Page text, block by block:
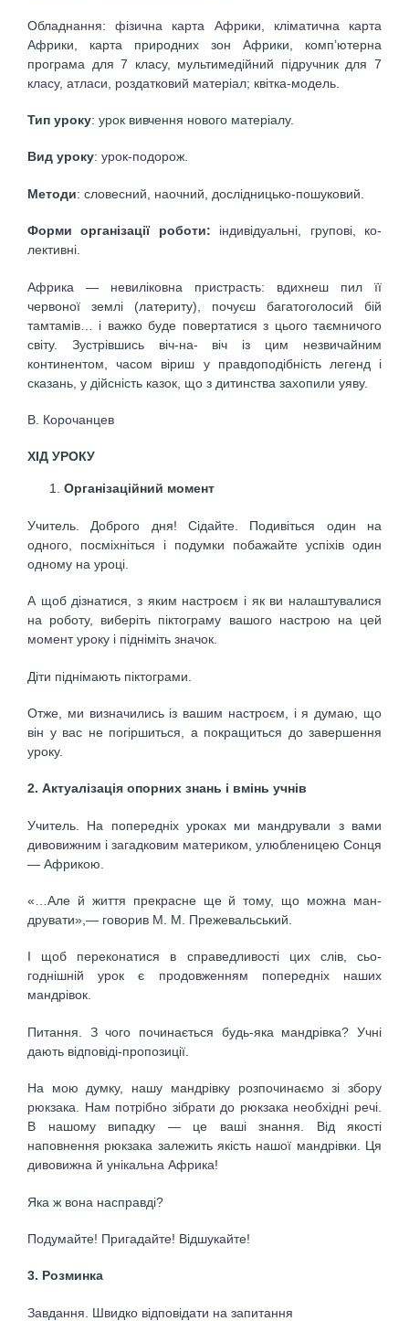
Обладнання: фізична карта Африки, кліматична карта
Африки, карта природних зон Африки, комп’ютерна
програма для 7 класу, мультимедійний підручник для 7
класу, атласи, роздатковий матеріал; квітка-модель.
Тип уроку: урок вивчення нового матеріалу.
Вид уроку: урок-подорож.
Методи: словесний, наочний, дослідницько-пошу­ковий.
Форми організації роботи: індивідуальні, групові, ко­
лективні.
Африка — невиліковна пристрасть: вдихнеш пил її
червоної землі (латериту), почуєш багатоголосий бій
тамтамів… і важко буде повертатися з цього таємничого
світу. Зустрівшись віч-на- віч із цим незвичайним
континентом, часом віриш у правдоподібність легенд і
сказань, у дійсність казок, що з дитинства захопили уяву.
В. Корочанцев
ХІД УРОКУ
Організаційний момент
Учитель. Доброго дня! Сідайте. Подивіться один на
одного, посміхніться і подумки побажайте успіхів один
одному на уроці.
А щоб дізнатися, з яким настроєм і як ви налаштува­лися
на роботу, виберіть піктограму вашого настрою на цей
момент уроку і підніміть значок.
Діти піднімають піктограми.
Отже, ми визначились із вашим настроєм, і я думаю, що
він у вас не погіршиться, а покращиться до завер­шення
уроку.
2. Актуалізація опорних знань і вмінь учнів
Учитель. На попередніх уроках ми мандрували з вами
дивовижним і загадковим материком, улюбле­ницею Сонця
— Африкою.
«…Але й життя прекрасне ще й тому, що можна ман­
друвати»,— говорив М. М. Прежевальський.
І щоб переконатися в справедливості цих слів, сьо­
годнішній урок є продовженням попередніх наших
мандрівок.
Питання. З чого починається будь-яка мандрівка? Учні
дають відповіді-пропозиції.
На мою думку, нашу мандрівку розпочинаємо зі збору
рюкзака. Нам потрібно зібрати до рюкзака необхідні речі.
В нашому випадку — це ваші знання. Від якості
наповнення рюкзака залежить якість нашої мандрівки. Ця
дивовижна й унікальна Африка!
Яка ж вона насправді?
Подумайте! Пригадайте! Відшукайте!
3. Розминка
Завдання. Швидко відповідати на запитання